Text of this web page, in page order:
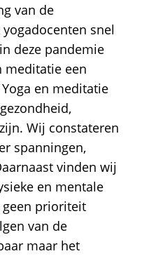
van de
snel
deze pandemie
meditatie een
en meditatie
Wij constateren
spanningen,
vinden wij
en mentale
geen prioriteit
van de
maar het